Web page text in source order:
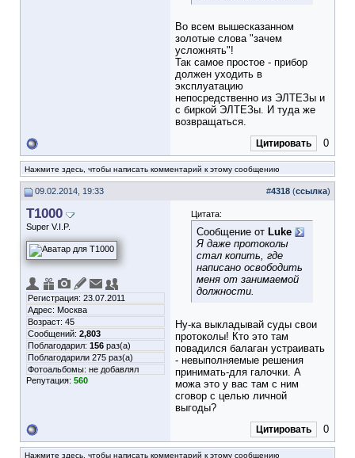
Во всем вышесказанном
золотые слова "зачем
усложнять"!
Так самое простое - прибор
должен уходить в
эксплуатацию
непосредственно из ЭЛТЕЗы и
с биркой ЭЛТЕЗы. И туда же
возвращаться.
Цитировать 0
Нажмите здесь, чтобы написать комментарий к этому сообщению
09.02.2014, 19:33 #4318 (ссылка)
T1000
Super V.I.P.
Регистрация: 23.07.2011
Адрес: Москва
Возраст: 45
Сообщений: 2,803
Поблагодарил: 156 раз(а)
Поблагодарили 275 раз(а)
Фотоальбомы: не добавлял
Репутация: 560
Цитата:
Сообщение от Luke
Я даже протоколы
стал копить, где
написано освободить
меня от занимаемой
должности.
Ну-ка выкладывай суды свои
протоколы! Кто это там
повадился балаган устраивать
- невыполняемые решения
принимать-для галочки. А
можа это у вас там с ним
сговор с целью личной
выгоды?
Цитировать 0
Нажмите здесь, чтобы написать комментарий к этому сообщению